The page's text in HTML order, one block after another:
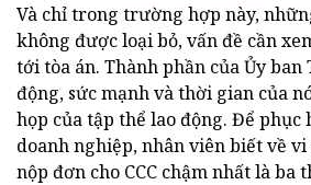
Và chỉ trong trường hợp này,
không được loại bỏ, vấn đề cần
tới tòa án. Thành phần của Ủy ban
động, sức mạnh và thời gian của
họp của tập thể lao động. Để phục
doanh nghiệp, nhân viên biết về
nộp đơn cho CCC chậm nhất là ba